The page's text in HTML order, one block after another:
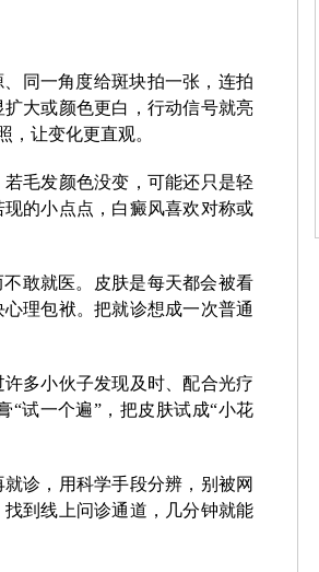
同一角度给斑块拍一张，连拍
大或颜色更白，行动信号就亮
让变化更直观。
毛发颜色没变，可能还只是轻
的小点点，白癜风喜欢对称或
敢就医。皮肤是每天都会被看
理包袱。把就诊想成一次普通
多小伙子发现及时、配合光疗
“试一个遍”，把皮肤试成“小花
诊，用科学手段分辨，别被网
到线上问诊通道，几分钟就能